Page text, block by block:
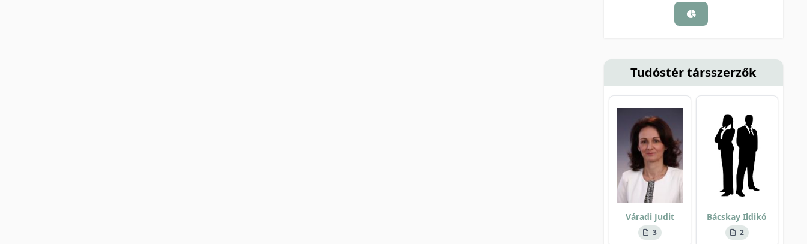
Tudóstér társszerzők
Váradi Judit
3
Bácskay Ildikó
2